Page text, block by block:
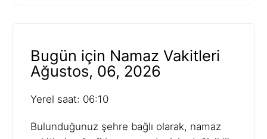
Bugün için Namaz Vakitleri
Ağustos, 06, 2026
Yerel saat: 06:10
Bulunduğunuz şehre bağlı olarak, namaz